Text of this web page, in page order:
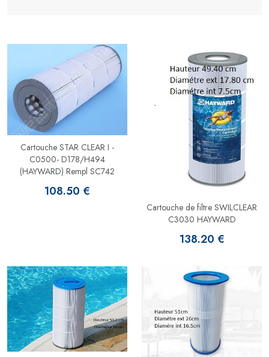
Cartouche STAR CLEAR I -
C0500- D178/H494
(HAYWARD) Rempl SC742
108.50 €
Cartouche de filtre SWILCLEAR
C3030 HAYWARD
138.20 €